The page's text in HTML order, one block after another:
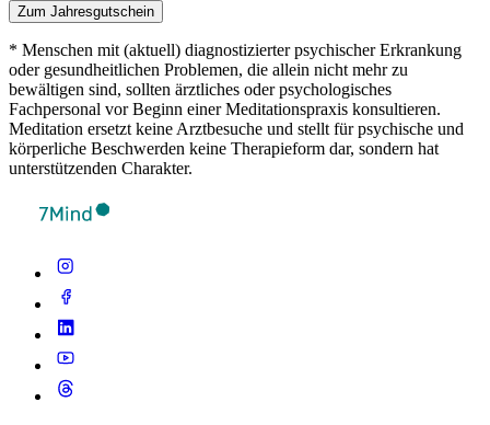
Zum Jahresgutschein
* Menschen mit (aktuell) diagnostizierter psychischer Erkrankung
oder gesundheitlichen Problemen, die allein nicht mehr zu
bewältigen sind, sollten ärztliches oder psychologisches
Fachpersonal vor Beginn einer Meditationspraxis konsultieren.
Meditation ersetzt keine Arztbesuche und stellt für psychische und
körperliche Beschwerden keine Therapieform dar, sondern hat
unterstützenden Charakter.